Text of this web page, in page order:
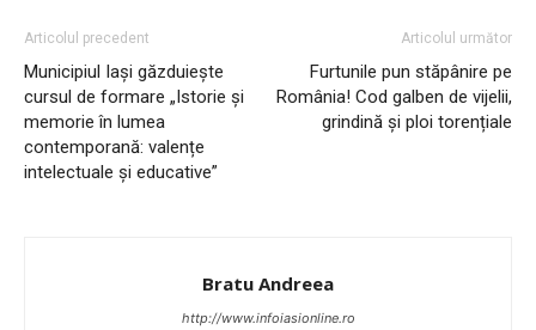
PUBLICĂ GRATUIT ANUNȚUL TĂU!
Articolul precedent
Municipiul Iași găzduiește
cursul de formare „Istorie și
memorie în lumea
contemporană: valențe
intelectuale și educative”
Articolul următor
Furtunile pun stăpânire pe
România! Cod galben de vijelii,
grindină și ploi torențiale
Bratu Andreea
http://www.infoiasionline.ro